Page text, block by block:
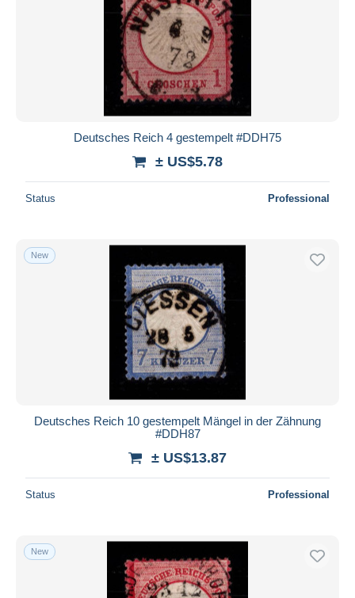
Deutsches Reich 4 gestempelt #DDH75
± US$5.78
Status Professional
New
Deutsches Reich 10 gestempelt Mängel in der Zähnung
#DDH87
± US$13.87
Status Professional
New